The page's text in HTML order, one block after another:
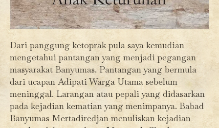
Dari panggung ketoprak pula saya kemudian
mengetahui pantangan yang menjadi pegangan
masyarakat Banyumas. Pantangan yang bermula
dari ucapan Adipati Warga Utama sebelum
meninggal. Larangan atau pepali yang didasarkan
pada kejadian kematian yang menimpanya. Babad
Banyumas Mertadiredjan menuliskan kejadian